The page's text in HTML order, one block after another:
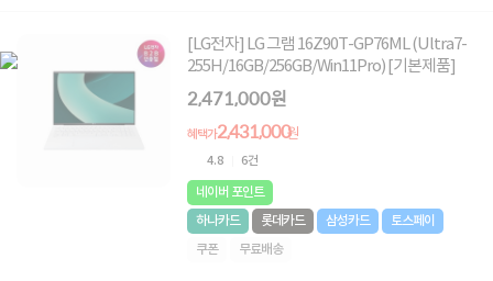
[LG전자] LG 그램 16Z90T-GP76ML (Ultra7-
255H/16GB/256GB/Win11Pro) [기본제품]
2,471,000원
혜택가2,431,000원
4.8 6건
네이버 포인트
하나카드
롯데카드 삼성카드
토스페이
쿠폰
무료배송